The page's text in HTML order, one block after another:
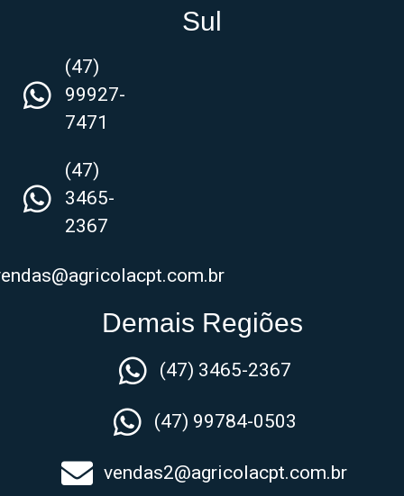
Sul
(47)
99927-
7471
(47)
3465-
2367
Demais Regiões
(47) 3465-2367
(47) 99784-0503
vendas2@agricolacpt.com.br